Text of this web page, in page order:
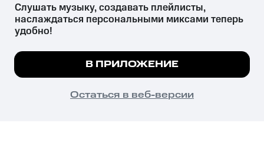
психотропных веществ, их аналогов причиняет вред здоровью,
их незаконный оборот запрещён и влечёт установленную
законодательством ответственность.
© 2026 ООО «КИОН».
Все права защищены
Мы используем куки, чтобы на сайте все
Подробнее
ПОНЯТНО
Слушать музыку, создавать плейлисты,
наслаждаться персональными миксами теперь
удобно!
В ПРИЛОЖЕНИЕ
Остаться в веб-версии